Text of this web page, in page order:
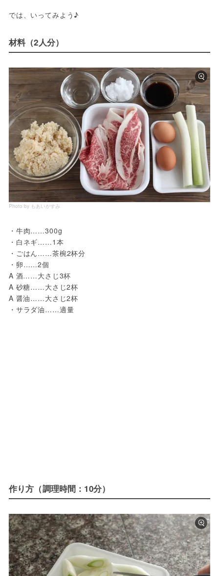
では、いってみよう♪
材料（2人分）
Photo by もあいかすみ
・牛肉……300g
・白ネギ……1本
・ごはん……茶椀2杯分
・卵……2個
A 酒……大さじ3杯
A 砂糖……大さじ2杯
A 醤油……大さじ2杯
・サラダ油……適量
作り方（調理時間：10分）